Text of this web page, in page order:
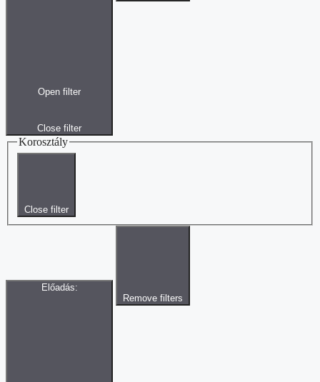
Open filter
Close filter
Korosztály
Close filter
Előadás:
Remove filters